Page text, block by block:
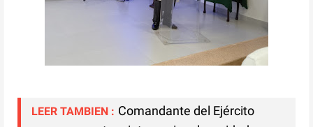
LEER TAMBIEN : Comandante del Ejército